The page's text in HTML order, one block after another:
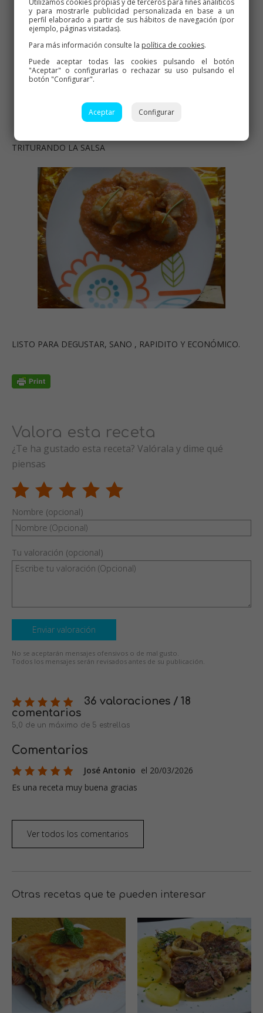
TRITURANDO LA SALSA
LISTO PARA DEGUSTAR, SANO , RAPIDITO Y ECONÓMICO.
Valora esta receta
¿Te ha gustado esta receta? Valórala y dime qué
piensas
Nombre (opcional)
Tu valoración (opcional)
Enviar valoración
No se aceptarán mensajes ofensivos o de mal gusto.
Todos los mensajes serán revisados antes de su publicación.
36 valoraciones / 18
comentarios
5,0 de un máximo de 5 estrellas
Comentarios
José Antonio el 20/03/2026
Es una receta muy buena gracias
Ver todos los comentarios
Otras recetas que te pueden interesar
y para mostrarle publicidad personalizada en base a un
perfil elaborado a partir de sus hábitos de navegación (por
ejemplo, páginas visitadas).
Para más información consulte la política de cookies.
Puede aceptar todas las cookies pulsando el botón
"Aceptar" o configurarlas o rechazar su uso pulsando el
botón "Configurar".
Aceptar Configurar